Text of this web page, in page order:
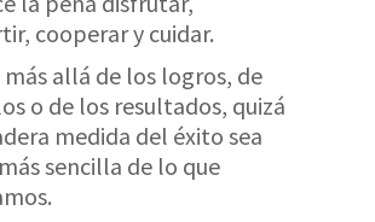
cooperar y cuidar.
allá de los logros, de
o de los resultados, quizá
medida del éxito sea
sencilla de lo que